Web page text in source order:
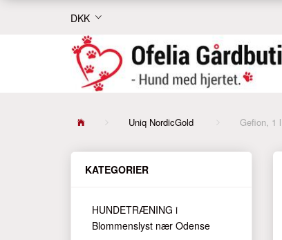
DKK
Uniq NordicGold Gefion, 1 l
KATEGORIER
HUNDETRÆNING i
Blommenslyst nær Odense